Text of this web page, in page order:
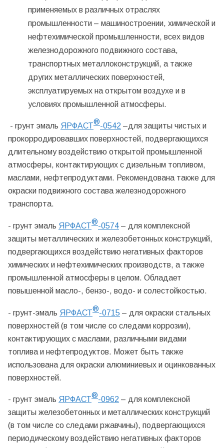
применяемых в различных отраслях
промышленности – машиностроении, химической и
нефтехимической промышленности, всех видов
железнодорожного подвижного состава,
транспортных металлоконструкций, а также
других металлических поверхностей,
эксплуатируемых на открытом воздухе и в
условиях промышленной атмосферы.
- грунт эмаль ЯРФАСТ ®-0542 –для защиты чистых и
прокорродировавших поверхностей, подвергающихся
длительному воздействию открытой промышленной
атмосферы, контактирующих с дизельным топливом,
маслами, нефтепродуктами. Рекомендована также для
окраски подвижного состава железнодорожного
транспорта.
- грунт эмаль ЯРФАСТ®-0574 – для комплексной
защиты металлических и железобетонных конструкций,
подвергающихся воздействию негативных факторов
химических и нефтехимических производств, а также
промышленной атмосферы в целом. Обладает
повышенной масло-, бензо-, водо- и солестойкостью.
- грунт-эмаль ЯРФАСТ®-0715 – для окраски стальных
поверхностей (в том числе со следами коррозии),
контактирующих с маслами, различными видами
топлива и нефтепродуктов. Может быть также
использована для окраски алюминиевых и оцинкованных
поверхностей.
- грунт эмаль ЯРФАСТ®-0962 – для комплексной
защиты железобетонных и металлических конструкций
(в том числе со следами ржавчины), подвергающихся
периодическому воздействию негативных факторов